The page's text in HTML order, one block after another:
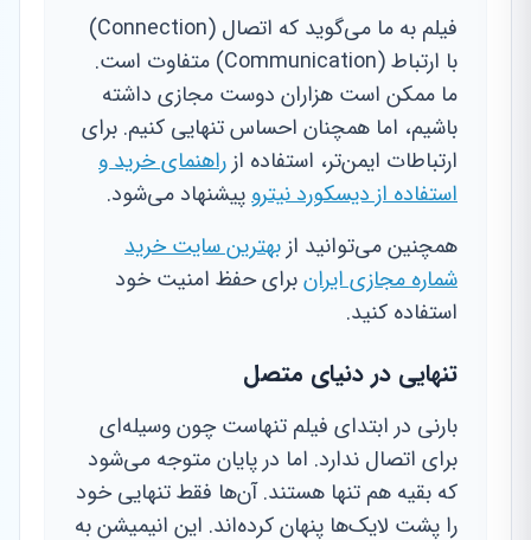
فیلم به ما می‌گوید که اتصال (Connection)
با ارتباط (Communication) متفاوت است.
ما ممکن است هزاران دوست مجازی داشته
باشیم، اما همچنان احساس تنهایی کنیم. برای
ارتباطات ایمن‌تر، استفاده از راهنمای خرید و
استفاده از دیسکورد نیتروپیشنهاد می‌شود.
همچنین می‌توانید از بهترین سایت خرید
شماره مجازی ایرانبرای حفظ امنیت خود
استفاده کنید.
تنهایی در دنیای متصل
بارنی در ابتدای فیلم تنهاست چون وسیله‌ای
برای اتصال ندارد. اما در پایان متوجه می‌شود
که بقیه هم تنها هستند. آن‌ها فقط تنهایی خود
را پشت لایک‌ها پنهان کرده‌اند. این انیمیشن به